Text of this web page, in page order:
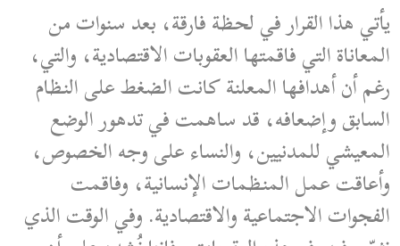
يأتي هذا القرار في لحظة فارقة، بعد سنوات من
المعاناة التي فاقمتها العقوبات الاقتصادية، والتي،
رغم أن أهدافها المعلنة كانت الضغط على النظام
السابق وإضعافه، قد ساهمت في تدهور الوضع
المعيشي للمدنيين، والنساء على وجه الخصوص،
وأعاقت عمل المنظمات الإنسانية، وفاقمت
الفجوات الاجتماعية والاقتصادية.وفي الوقت الذي